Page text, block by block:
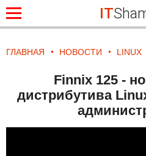
IT
ГЛАВНАЯ НОВОСТИ LINUX
Finnix 125 -
дистрибутива